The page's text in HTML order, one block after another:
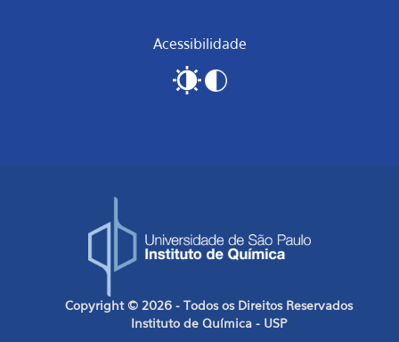
Acessibilidade
Copyright © 2026 - Todos os Direitos Reservados
Instituto de Química - USP